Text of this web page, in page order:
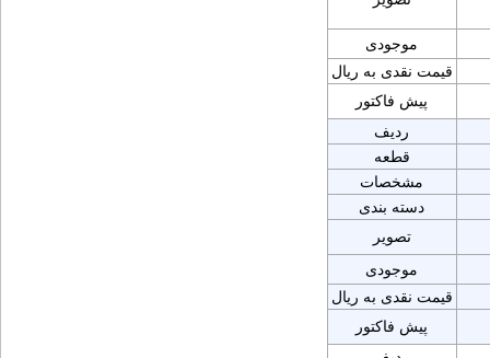
موجودی
قیمت نقدی به ریال
پیش فاکتور
ردیف
قطعه
مشخصات
دسته بندی
تصویر
موجودی
قیمت نقدی به ریال
پیش فاکتور